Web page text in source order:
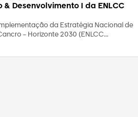
Desenvolvimento I da ENLCC
da Estratégia Nacional de
– Horizonte 2030 (ENLCC...